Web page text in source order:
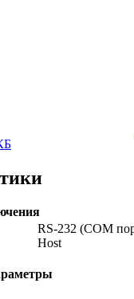
RS-232 (COM
Host